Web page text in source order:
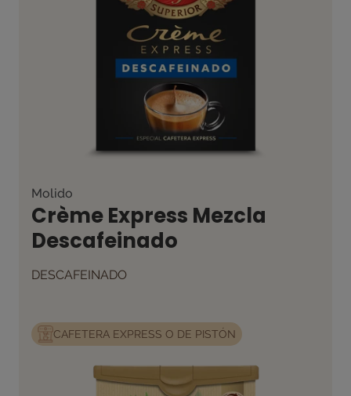
Molido
Crème Express Mezcla
Descafeinado
DESCAFEINADO
CAFETERA EXPRESS O DE PISTÓN